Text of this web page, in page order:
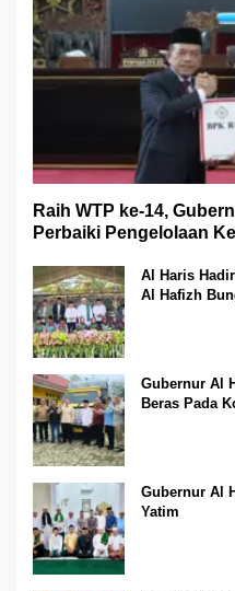
Raih WTP ke-14,
Perbaiki Pengelolaan
Al Haris
Al Hafizh
Gubernur Al
Beras Pada
Gubernur Al
Yatim